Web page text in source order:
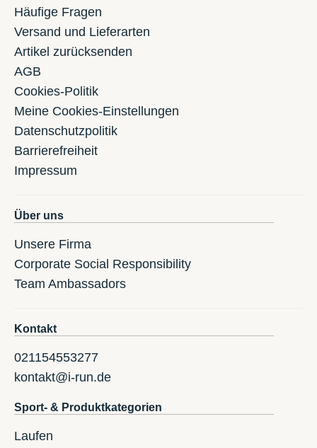
Häufige Fragen
Versand und Lieferarten
Artikel zurücksenden
AGB
Cookies-Politik
Meine Cookies-Einstellungen
Datenschutzpolitik
Barrierefreiheit
Impressum
Über uns
Unsere Firma
Corporate Social Responsibility
Team Ambassadors
Kontakt
021154553277
kontakt@i-run.de
Sport- & Produktkategorien
Laufen